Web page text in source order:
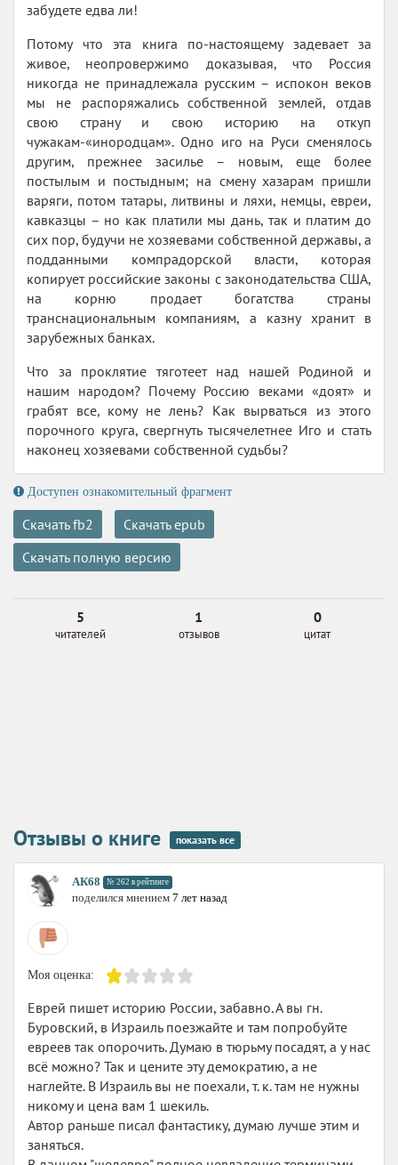
забудете едва ли!
Потому что эта книга по-настоящему задевает за
живое, неопровержимо доказывая, что Россия
никогда не принадлежала русским – испокон веков
мы не распоряжались собственной землей, отдав
свою страну и свою историю на откуп
чужакам-«инородцам». Одно иго на Руси сменялось
другим, прежнее засилье – новым, еще более
постылым и постыдным; на смену хазарам пришли
варяги, потом татары, литвины и ляхи, немцы, евреи,
кавказцы – но как платили мы дань, так и платим до
сих пор, будучи не хозяевами собственной державы, а
подданными компрадорской власти, которая
копирует российские законы с законодательства США,
на корню продает богатства страны
транснациональным компаниям, а казну хранит в
зарубежных банках.
Что за проклятие тяготеет над нашей Родиной и
нашим народом? Почему Россию веками «доят» и
грабят все, кому не лень? Как вырваться из этого
порочного круга, свергнуть тысячелетнее Иго и стать
наконец хозяевами собственной судьбы?
Доступен ознакомительный фрагмент
Скачать fb2
Скачать epub
Скачать полную версию
5
читателей
1
отзывов
0
цитат
Отзывы о книге показать все
АК68 № 262 в рейтинге
поделился мнением 7 лет назад
Моя оценка:
Еврей пишет историю России, забавно. А вы гн.
Буровский, в Израиль поезжайте и там попробуйте
евреев так опорочить. Думаю в тюрьму посадят, а у нас
всё можно? Так и цените эту демократию, а не
наглейте. В Израиль вы не поехали, т. к. там не нужны
никому и цена вам 1 шекиль.
Автор раньше писал фантастику, думаю лучше этим и
заняться.